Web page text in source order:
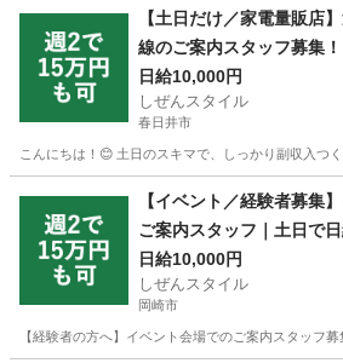
家電量販店 スタッフ
【土日だけ／家電量販店
線のご案内スタッフ募集！
日給10,000円
しぜんスタイル
春日井市
こんにちは！😊 土日のスキマで、しっかり副収入つ
家電量販店 スタッフ
【イベント／経験者募集
ご案内スタッフ｜土日で
日給10,000円
しぜんスタイル
岡崎市
【経験者の方へ】イベント会場でのご案内スタッフ